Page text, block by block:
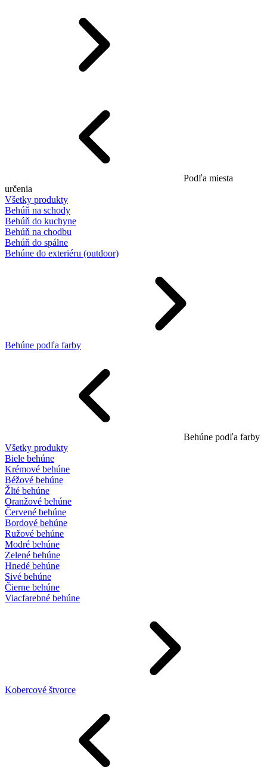
Podľa miesta
určenia
Všetky produkty
Behúň na schody
Behúň do kuchyne
Behúň na chodbu
Behúň do spálne
Behúne do exteriéru (outdoor)
Behúne podľa farby
Behúne podľa farby
Všetky produkty
Biele behúne
Krémové behúne
Béžové behúne
Žlté behúne
Oranžové behúne
Červené behúne
Bordové behúne
Ružové behúne
Modré behúne
Zelené behúne
Hnedé behúne
Sivé behúne
Čierne behúne
Viacfarebné behúne
Kobercové štvorce